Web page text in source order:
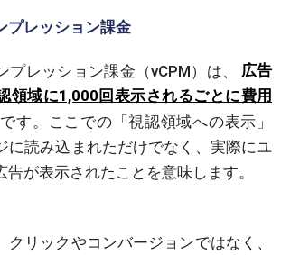
プレッション課金
プレッション課金（vCPM）は、
広告
領域に1,000回表示されるごとに費用
です。ここでの「視認領域への表示」
に読み込まれただけでなく、実際にユ
告が表示されたことを意味します。
クリックやコンバージョンではなく、